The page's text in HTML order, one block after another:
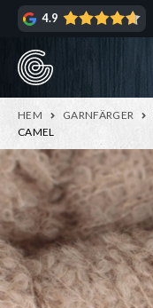
Hoppa
navigering
Hoppa
innehåll
4.9
HEM GARNFÄRGER
CAMEL